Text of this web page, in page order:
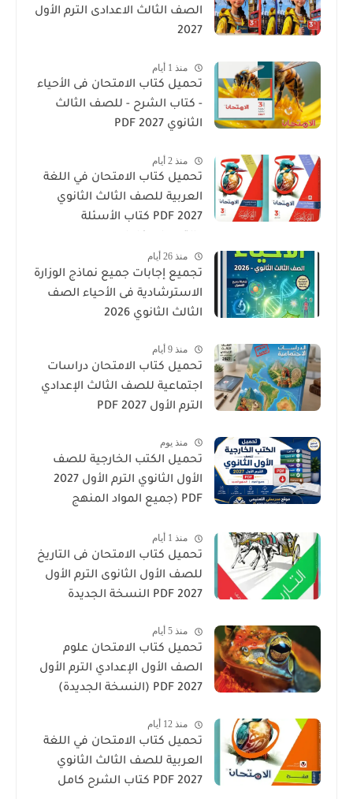
الصف الثالث الاعدادى الترم الأول
2027
منذ 1 أيام
تحميل كتاب الامتحان فى الأحياء
- كتاب الشرح - للصف الثالث
الثانوي 2027 PDF
منذ 2 أيام
تحميل كتاب الامتحان في اللغة
العربية للصف الثالث الثانوي
2027 PDF كتاب الأسئلة
منذ 26 أيام
تجميع إجابات جميع نماذج الوزارة
الاسترشادية فى الأحياء الصف
الثالث الثانوي 2026
منذ 9 أيام
تحميل كتاب الامتحان دراسات
اجتماعية للصف الثالث الإعدادي
الترم الأول 2027 PDF
منذ يوم
تحميل الكتب الخارجية للصف
الأول الثانوي الترم الأول 2027
PDF (جميع المواد المنهج
منذ 1 أيام
تحميل كتاب الامتحان فى التاريخ
للصف الأول الثانوى الترم الأول
2027 PDF النسخة الجديدة
منذ 5 أيام
تحميل كتاب الامتحان علوم
الصف الأول الإعدادي الترم الأول
2027 PDF (النسخة الجديدة)
منذ 12 أيام
تحميل كتاب الامتحان في اللغة
العربية للصف الثالث الثانوي
2027 PDF كتاب الشرح كامل